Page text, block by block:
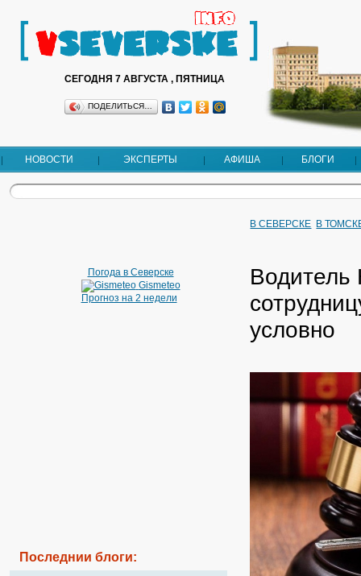
СЕГОДНЯ 7 АВГУСТА , ПЯТНИЦА
ПОДЕЛИТЬСЯ…
НОВОСТИ ЭКСПЕРТЫ АФИША БЛОГИ
Погода в Северске
Gismeteo
Прогноз на 2 недели
Последнии блоги:
В СЕВЕРСКЕ В
условно